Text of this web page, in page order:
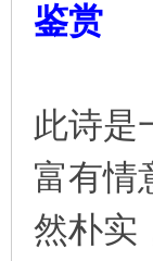
鉴赏
此诗是
富有情
然朴实